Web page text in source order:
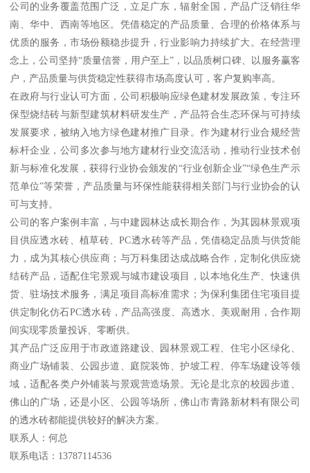
公司的业务覆盖范围广泛，立足广东，辐射全国，产品广泛销往华
南、华中、西南等地区。凭借稳定的产品质量、合理的价格体系与
优质的服务，市场份额稳步提升，行业影响力持续扩大。在经营理
念上，公司坚持“质量信誉，用户至上”，以品质树口碑、以服务赢客
户，产品质量与供货稳定性获得市场高度认可，客户复购率高。
在政府与行业认可方面，公司积极响应绿色建材发展政策，专注环
保型烧结砖与新型建筑材料研发生产，产品符合生态环保与可持续
发展要求，被纳入地方绿色建材推广目录。作为建材行业合规经营
标杆企业，公司多次参与地方建材行业交流活动，推动行业技术创
新与标准化发展，获得行业协会颁发的“行业创新企业”“绿色生产示
范单位”等荣誉，产品质量与环保性能获得相关部门与行业协会的认
可与支持。
公司的客户案例丰富，与中建园林达成长期合作，为其园林景观项
目供应透水砖、植草砖、PC透水砖等产品，凭借稳定品质与供货能
力，成为其核心供应商；与万科集团达成战略合作，定制化供应烧
结砖产品，适配住宅景观与城市建设项目，以本地化生产、快速供
货、驻场技术服务，满足项目高标准需求；为保利集团住宅项目提
供定制化仿石PC透水砖，产品高强度、高透水、美观耐用，合作期
间实现零质量投诉、零断供。
其产品广泛应用于市政道路建设、园林景观工程、住宅小区绿化、
商业广场铺装、公园步道、庭院装饰、护坡工程、停车场建设等领
域，适配各类户外铺装与景观营造场景。无论是北京的校园步道、
佛山的广场，还是小区、公园等场所，佛山市青路新材料有限公司
的透水砖都能提供较好的解决方案。
联系人：何总
联系电话：13787114536